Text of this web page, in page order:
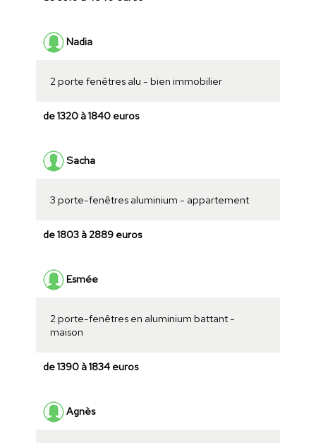
Nadia
2 porte fenêtres alu - bien immobilier
de 1320 à 1840 euros
Sacha
3 porte-fenêtres aluminium - appartement
de 1803 à 2889 euros
Esmée
2 porte-fenêtres en aluminium battant -
maison
de 1390 à 1834 euros
Agnès